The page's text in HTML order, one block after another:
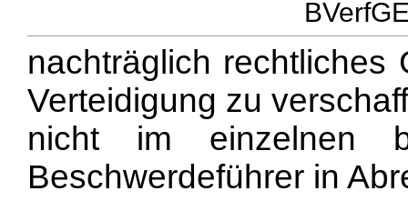
nachträglich rechtliches
Verteidigung zu
nicht im einzelnen
Beschwerdeführer in